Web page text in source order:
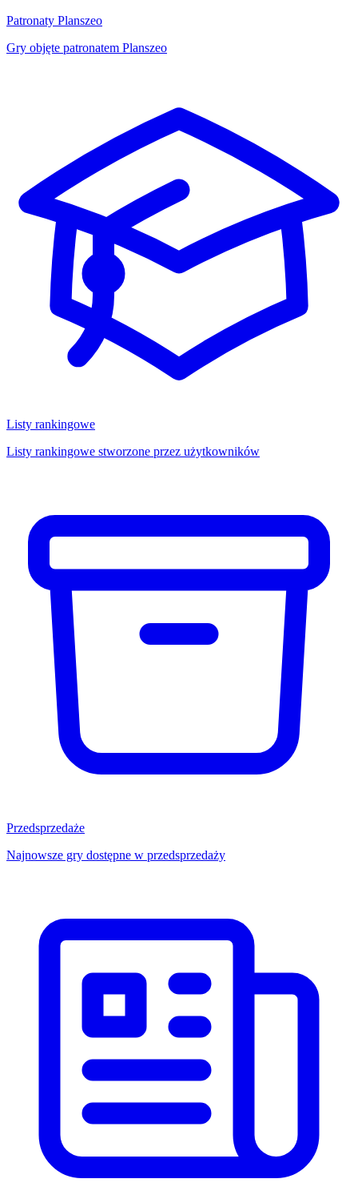
Patronaty Planszeo
Gry objęte patronatem Planszeo
Listy rankingowe
Listy rankingowe stworzone przez użytkowników
Przedsprzedaże
Najnowsze gry dostępne w przedsprzedaży